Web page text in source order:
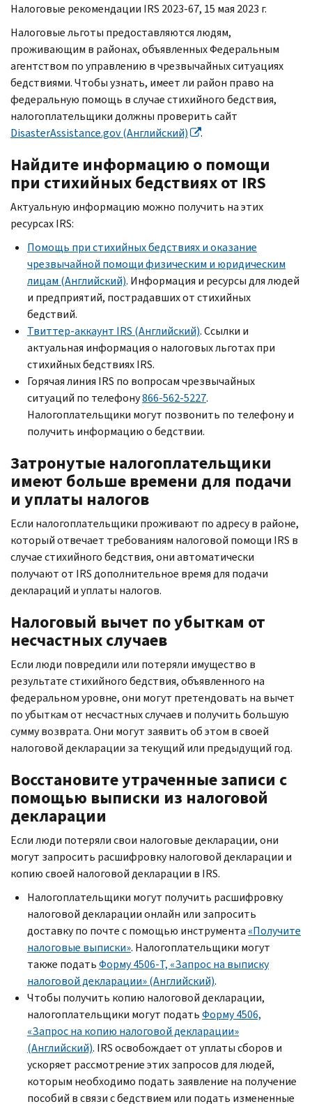
Налоговые рекомендации IRS 2023-67, 15 мая 2023 г.
Налоговые льготы предоставляются людям,
проживающим в районах, объявленных Федеральным
агентством по управлению в чрезвычайных ситуациях
бедствиями. Чтобы узнать, имеет ли район право на
федеральную помощь в случае стихийного бедствия,
налогоплательщики должны проверить сайт
DisasterAssistance.gov(Английский) .
Найдите информацию о помощи
при стихийных бедствиях от IRS
Актуальную информацию можно получить на этих
ресурсахIRS:
Помощь при стихийных бедствиях и оказание
чрезвычайной помощи физическим и юридическим
лицам (Английский). Информация и ресурсы для людей
и предприятий, пострадавших от стихийных
бедствий.
Твиттер-аккаунт IRS (Английский). Ссылки и
актуальная информация о налоговых льготах при
стихийных бедствияхIRS.
Горячая линия IRS по вопросам чрезвычайных
ситуаций по телефону866-562-5227.
Налогоплательщики могут позвонить по телефону и
получить информацию о бедствии.
Затронутые налогоплательщики
имеют больше времени для подачи
и уплаты налогов
Если налогоплательщики проживают по адресу в районе,
который отвечает требованиям налоговой помощи IRS в
случае стихийного бедствия, они автоматически
получают от IRSдополнительное время для подачи
деклараций и уплаты налогов.
Налоговый вычет по убыткам от
несчастных случаев
Если люди повредили или потеряли имущество в
результате стихийного бедствия, объявленного на
федеральном уровне, они могут претендовать на вычет
по убыткам от несчастных случаев и получить большую
сумму возврата. Они могут заявить об этом в своей
налоговой декларации за текущий или предыдущий год.
Восстановите утраченные записи с
помощью выписки из налоговой
декларации
Если люди потеряли свои налоговые декларации, они
могут запросить расшифровку налоговой декларации и
копию своей налоговой декларации в IRS.
Налогоплательщики могут получить расшифровку
налоговой декларации онлайн или запросить
доставку по почте с помощью инструмента «Получите
налоговые выписки». Налогоплательщики могут
также податьФорму 4506-T, «Запрос на выписку
налоговой декларации» (Английский).
Чтобы получить копию налоговой декларации,
налогоплательщики могут податьФорму 4506,
«Запрос на копию налоговой декларации»
(Английский). IRSосвобождает от уплаты сборов и
ускоряет рассмотрение этих запросов для людей,
которым необходимо подать заявление на получение
пособий в связи с бедствием или подать измененные